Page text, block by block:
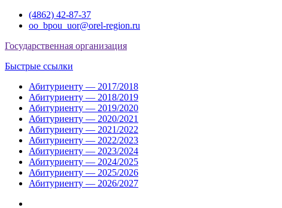
Перейти(4862) 42-87-37
oo_bpou_uor@orel-region.ru
Государственная организация
Быстрые ссылки
Абитуриенту — 2017/2018
Абитуриенту — 2018/2019
Абитуриенту — 2019/2020
Абитуриенту — 2020/2021
Абитуриенту — 2021/2022
Абитуриенту — 2022/2023
Абитуриенту — 2023/2024
Абитуриенту — 2024/2025
Абитуриенту — 2025/2026
Абитуриенту — 2026/2027